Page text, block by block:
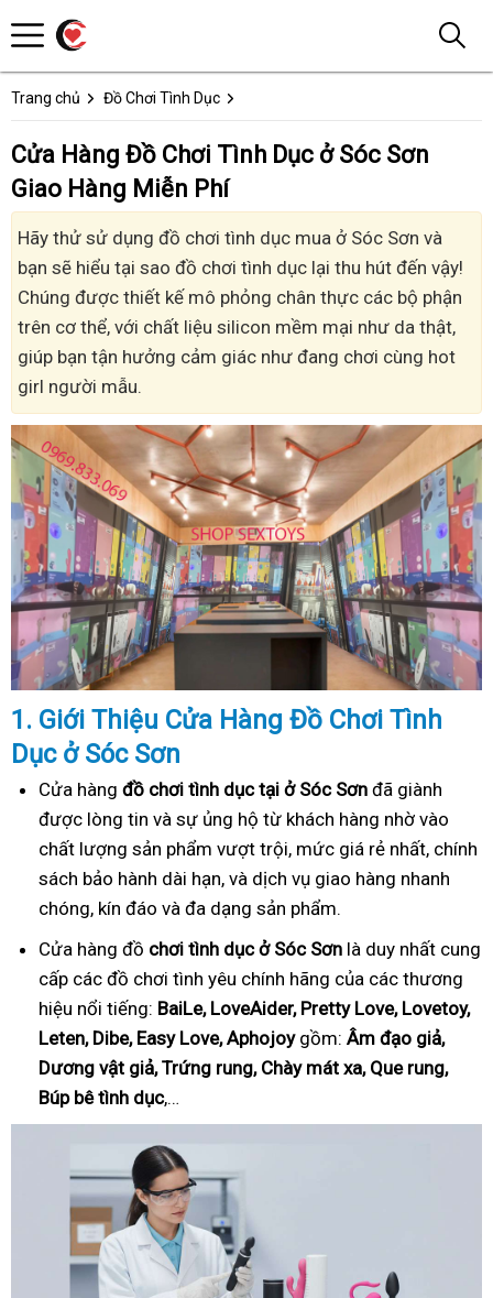
Trang chủ Đồ Chơi Tình Dục
Cửa Hàng Đồ Chơi Tình Dục ở Sóc Sơn
Giao Hàng Miễn Phí
Hãy thử sử dụng đồ chơi tình dục mua ở Sóc Sơn và
bạn sẽ hiểu tại sao đồ chơi tình dục lại thu hút đến vậy!
Chúng được thiết kế mô phỏng chân thực các bộ phận
trên cơ thể, với chất liệu silicon mềm mại như da thật,
giúp bạn tận hưởng cảm giác như đang chơi cùng hot
girl người mẫu.
1. Giới Thiệu Cửa Hàng Đồ Chơi Tình
Dục ở Sóc Sơn
Cửa hàng đồ chơi tình dục tại ở Sóc Sơn đã giành
được lòng tin và sự ủng hộ từ khách hàng nhờ vào
chất lượng sản phẩm vượt trội, mức giá rẻ nhất, chính
sách bảo hành dài hạn, và dịch vụ giao hàng nhanh
chóng, kín đáo và đa dạng sản phẩm.
Cửa hàng đồ chơi tình dục ở Sóc Sơn là duy nhất cung
cấp các đồ chơi tình yêu chính hãng của các thương
hiệu nổi tiếng: BaiLe, LoveAider, Pretty Love, Lovetoy,
Leten, Dibe, Easy Love, Aphojoygồm: Âm đạo giả,
Dương vật giả, Trứng rung, Chày mát xa, Que rung,
Búp bê tình dục,…